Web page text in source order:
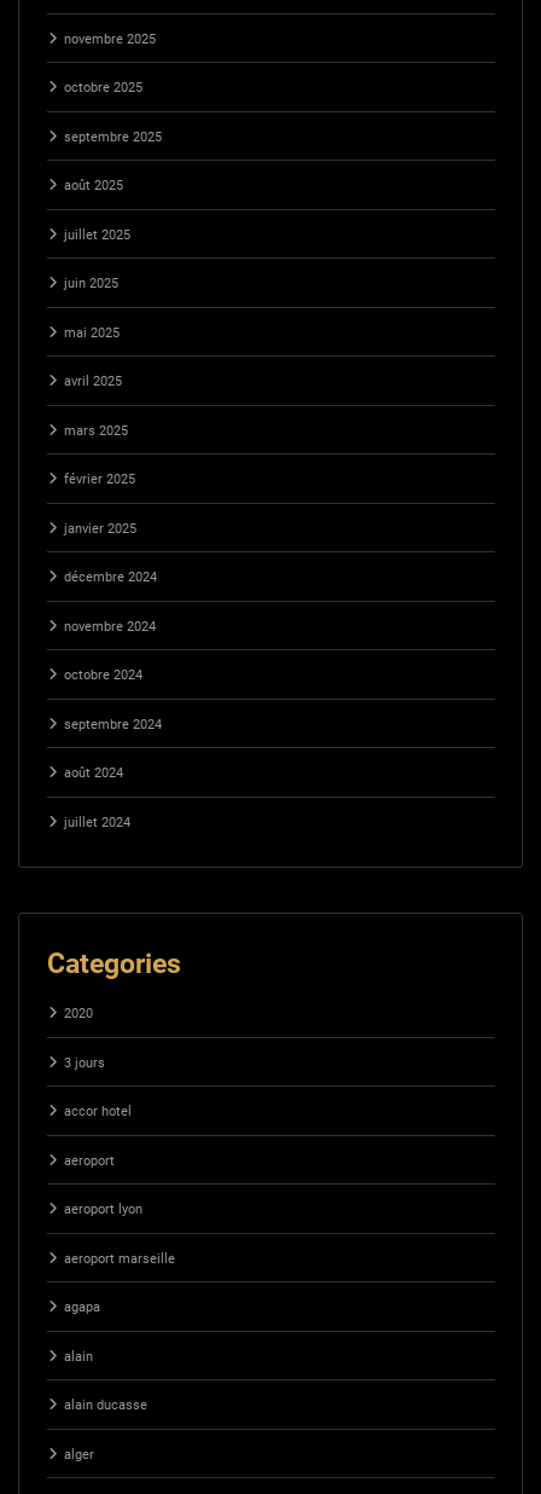
novembre 2025
octobre 2025
septembre 2025
août 2025
juillet 2025
juin 2025
mai 2025
avril 2025
mars 2025
février 2025
janvier 2025
décembre 2024
novembre 2024
octobre 2024
septembre 2024
août 2024
juillet 2024
Categories
2020
3 jours
accor hotel
aeroport
aeroport lyon
aeroport marseille
agapa
alain
alain ducasse
alger